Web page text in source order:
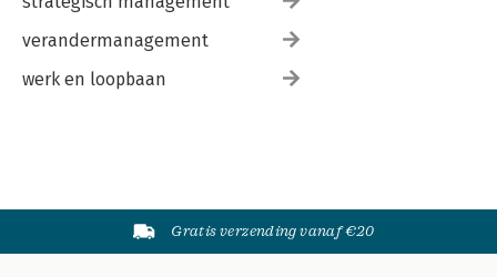
verandermanagement
werk en loopbaan
Gratis verzending vanaf €20